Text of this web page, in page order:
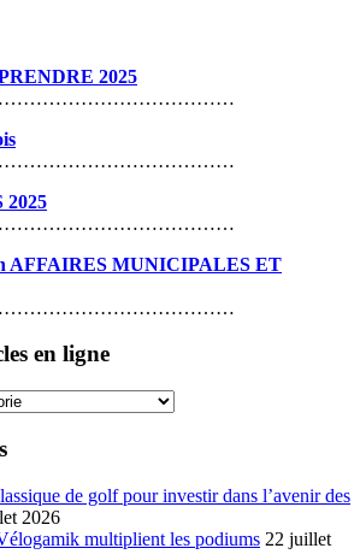
2025
2025
AFFAIRES MUNICIPALES ET
en ligne
de golf pour investir dans l’avenir des
2026
multiplient les podiums 22 juillet